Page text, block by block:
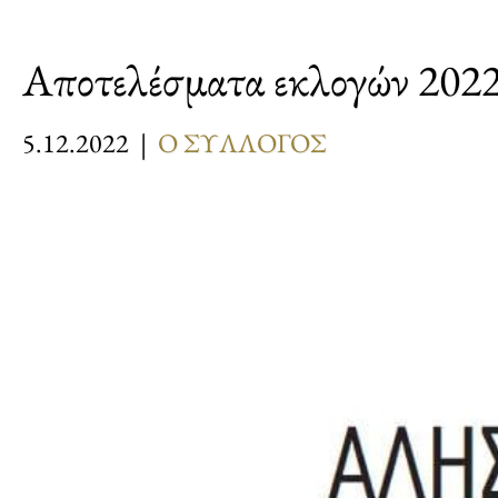
Αποτελέσματα εκλογών
5.12.2022 | Ο ΣΥΛΛΟΓΟΣ